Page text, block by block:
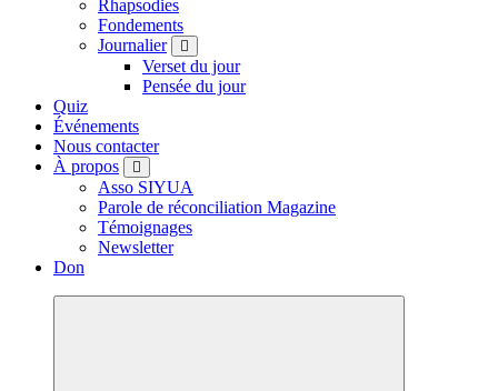
Rhapsodies
Fondements
Journalier
Verset du jour
Pensée du jour
Quiz
Événements
Nous contacter
À propos
Asso SIYUA
Parole de réconciliation Magazine
Témoignages
Newsletter
Don